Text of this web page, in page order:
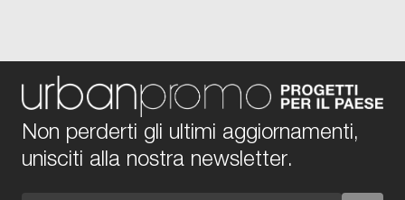
Non perderti gli ultimi aggiornamenti,
unisciti alla nostra newsletter.